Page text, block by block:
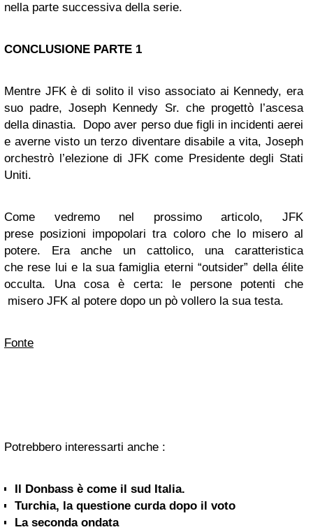
nella parte successiva della serie.
CONCLUSIONE PARTE 1
Mentre JFK è di solito il viso associato ai Kennedy, era
suo padre, Joseph Kennedy Sr. che progettò l’ascesa
della dinastia. Dopo aver perso due figli in incidenti aerei
e averne visto un terzo diventare disabile a vita, Joseph
orchestrò l’elezione di JFK come Presidente degli Stati
Uniti.
Come vedremo nel prossimo articolo, JFK
prese posizioni impopolari tra coloro che lo misero al
potere. Era anche un cattolico, una caratteristica
che rese lui e la sua famiglia eterni “outsider” della élite
occulta. Una cosa è certa: le persone potenti che
misero JFK al potere dopo un pò vollero la sua testa.
Fonte
Potrebbero interessarti anche :
Il Donbass è come il sud Italia.
Turchia, la questione curda dopo il voto
La seconda ondata